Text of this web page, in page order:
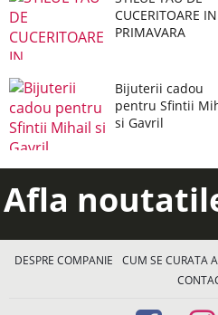
CUCERITOARE IN
PRIMAVARA
Bijuterii cadou
pentru Sfintii
si Gavril
Afla
DESPRE COMPANIE CUM SE CURATA